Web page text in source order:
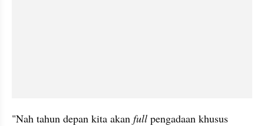
"Nah tahun depan kita akan full pengadaan khusus